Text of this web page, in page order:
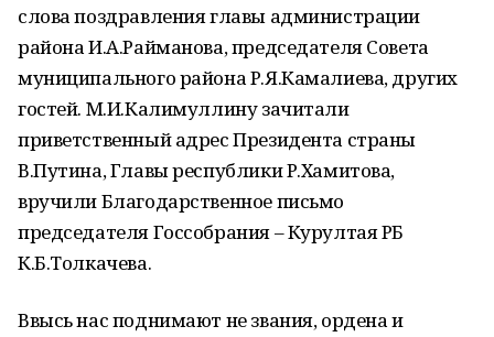
слова поздравления главы администрации
района И.А.Райманова, председателя Совета
муниципального района Р.Я.Камалиева, других
гостей. М.И.Калимуллину зачитали
приветственный адрес Президента страны
В.Путина, Главы республики Р.Хамитова,
вручили Благодарственное письмо
председателя Госсобрания – Курултая РБ
К.Б.Толкачева.
Ввысь нас поднимают не звания, ордена и